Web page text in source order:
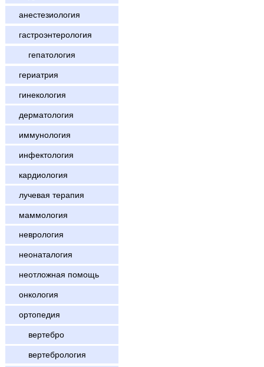
анестезиология
гастроэнтерология
гепатология
гериатрия
гинекология
дерматология
иммунология
инфектология
кардиология
лучевая терапия
маммология
неврология
неонаталогия
неотложная помощь
онкология
ортопедия
вертебро
вертебрология